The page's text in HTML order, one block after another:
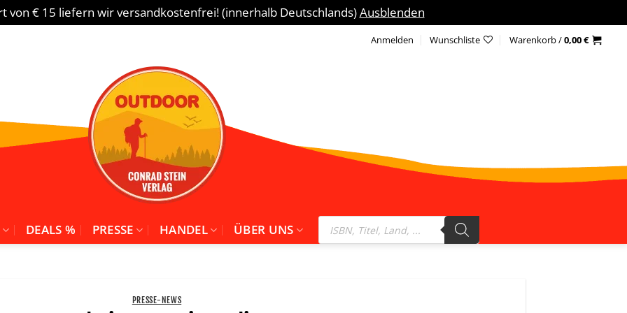
von € 15 liefern wir versandkostenfrei! (innerhalb Deutschlands)Ausblenden
Anmelden Wunschliste Warenkorb /0,00€
DEALS % PRESSE HANDEL ÜBER UNS
Products
search
PRESSE-NEWS